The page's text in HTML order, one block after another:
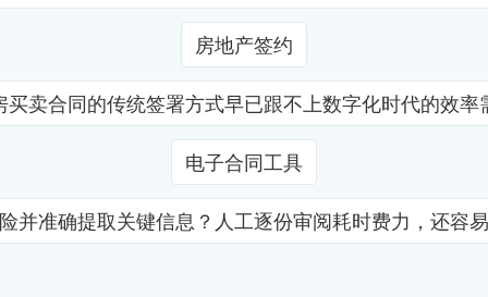
房地产签约
卖合同的传统签署方式早已跟不上数字化时代的效
电子合同工具
并准确提取关键信息？人工逐份审阅耗时费力，还容